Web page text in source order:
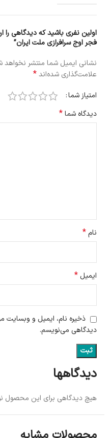
دیدگاهها
هیچ دیدگاهی برای این محصول
اولین نفری باشید که دیدگاهی را
فجر اوج سرافرازی ملت ایران”
نشانی ایمیل شما منتشر نخواهد
علامت‌گذاری شده‌اند*
امتیاز شما
دیدگاه شما*
نام*
ایمیل*
ذخیره نام، ایمیل و وبسایت
دیدگاهی می‌نویسم.